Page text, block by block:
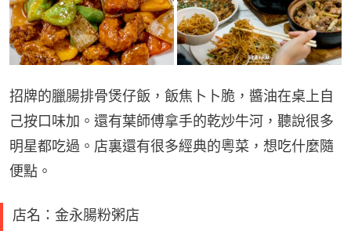
招牌的臘腸排骨煲仔飯，飯焦卜卜脆，醬油在桌上自
己按口味加。還有葉師傅拿手的乾炒牛河，聽說很多
明星都吃過。店裏還有很多經典的粵菜，想吃什麼隨
便點。
店名：金永腸粉粥店